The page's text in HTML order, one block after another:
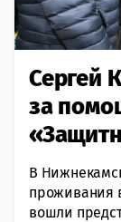
Сергей
за
В
проживания
вошли